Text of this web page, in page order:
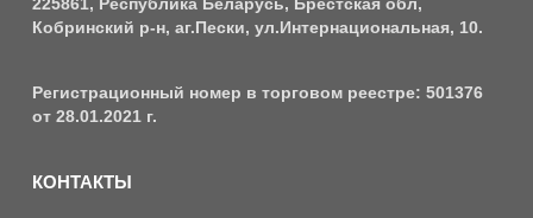
Кобринский р-н, аг.Пески, ул.Интернациональная, 10.
Регистрационный номер в торговом реестре: 501376
от 28.01.2021 г.
КОНТАКТЫ